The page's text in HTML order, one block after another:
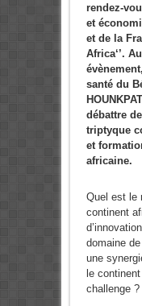
rendez-
et
et de la
Africa‘’.
santé du
débattre
triptyque
et
africaine.
Quel est le
continent
domaine
une
le
challenge ?